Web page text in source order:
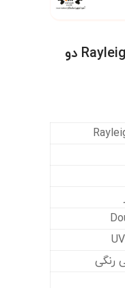
اسپکتروفتومتر Rayleigh (BFRL) L۹ دو